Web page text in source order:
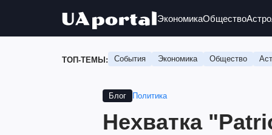
ЭкономикаОбщество
ТОП-ТЕМЫ: События Экономика Общество
Блог Политика
Нехватка